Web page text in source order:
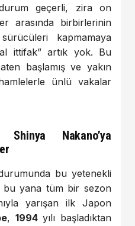
geçerli, zira on
arasında birbirlerinin
kapmamaya
ittifak” artık yok. Bu
başlamış ve yakın
ünlü vakalar
Shinya Nakano’ya
bu yetenekli
bu yana tüm bir sezon
yarışan ilk Japon
, 1994yılı başladıktan